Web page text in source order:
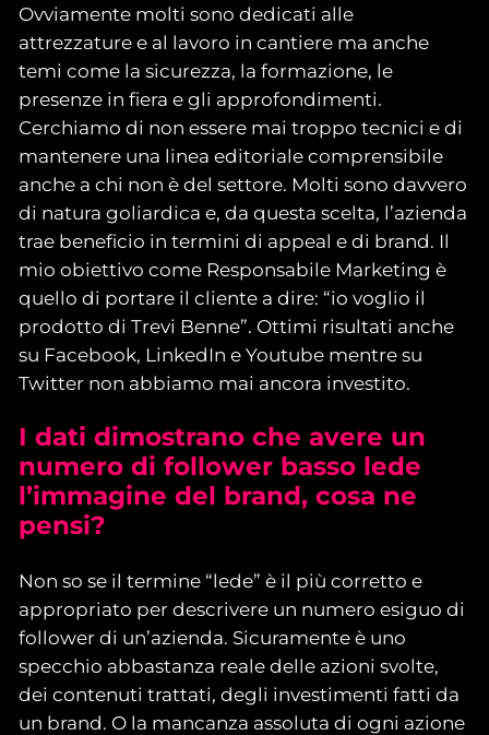
Ovviamente molti sono dedicati alle
attrezzature e al lavoro in cantiere ma anche
temi come la sicurezza, la formazione, le
presenze in fiera e gli approfondimenti.
Cerchiamo di non essere mai troppo tecnici e di
mantenere una linea editoriale comprensibile
anche a chi non è del settore. Molti sono davvero
di natura goliardica e, da questa scelta, l’azienda
trae beneficio in termini di appeal e di brand. Il
mio obiettivo come Responsabile Marketing è
quello di portare il cliente a dire: “io voglio il
prodotto di Trevi Benne”. Ottimi risultati anche
su Facebook, LinkedIn e Youtube mentre su
Twitter non abbiamo mai ancora investito.
I dati dimostrano che avere un
numero di follower basso lede
l’immagine del brand, cosa ne
pensi?
Non so se il termine “lede” è il più corretto e
appropriato per descrivere un numero esiguo di
follower di un’azienda. Sicuramente è uno
specchio abbastanza reale delle azioni svolte,
dei contenuti trattati, degli investimenti fatti da
un brand. O la mancanza assoluta di ogni azione